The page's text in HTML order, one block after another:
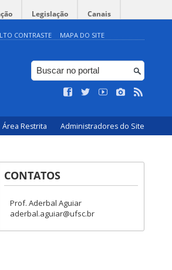
Legislação Canais
CONTRASTE MAPA DO SITE
Área Restrita Administradores do Site
CONTATOS
Prof. Aderbal Aguiar
aderbal.aguiar@ufsc.br